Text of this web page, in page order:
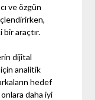
ve özgün
bir araçtır.
dijital
analitik
hedef
daha iyi